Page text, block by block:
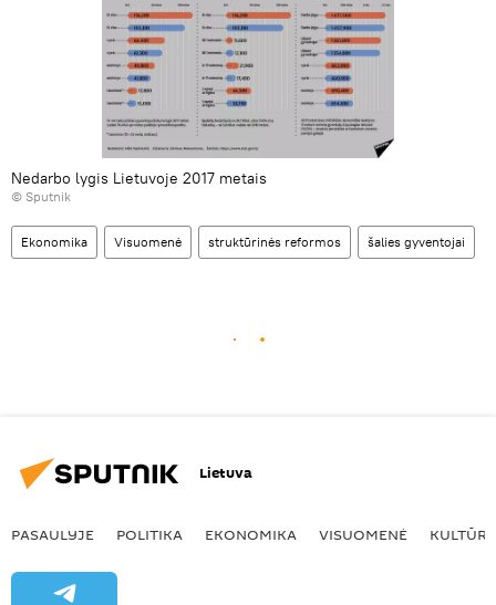
Nedarbo lygis Lietuvoje 2017 metais
© Sputnik
Ekonomika Visuomenė struktūrinės reformos šalies gyventojai
Lietuva
PASAULYJE POLITIKA EKONOMIKA VISUOMENĖ KULTŪRA